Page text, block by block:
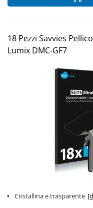
18 Pezzi Savvies
Lumix DMC-GF7
Cristallina e trasparente